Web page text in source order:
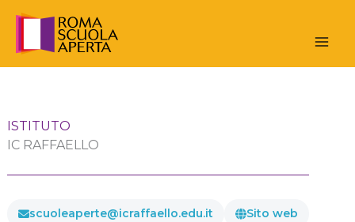
contenuto
ISTITUTO
IC RAFFAELLO
scuoleaperte@icraffaello.edu.it Sito web